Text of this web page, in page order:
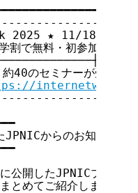
2025 ★ 11/18(火)～
割で無料・初参加者向
のセミナーが受け放
からのお知らせ
公開したJPNICブログ
とめてご紹介します。